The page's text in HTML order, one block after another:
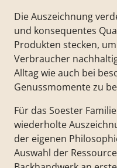
Die Auszeichnung
und konsequentes
Produkten stecken,
Verbraucher
Alltag wie auch bei
Genussmomente zu
Für das Soester
wiederholte
der eigenen
Auswahl der